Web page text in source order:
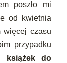
poszło mi
od kwietnia
więcej czasu
przypadku
książek do